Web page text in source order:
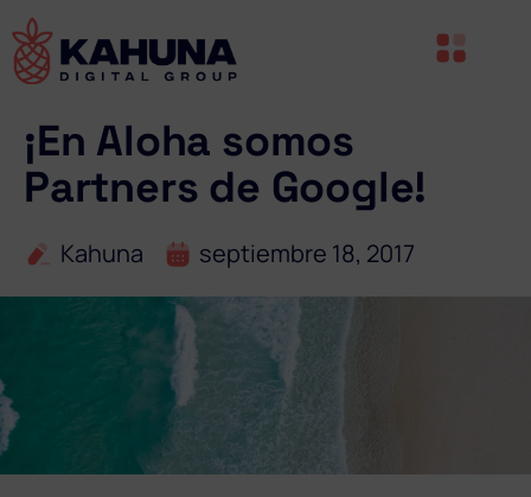
¡En Aloha somos
Partners de Google!
Kahuna septiembre 18, 2017